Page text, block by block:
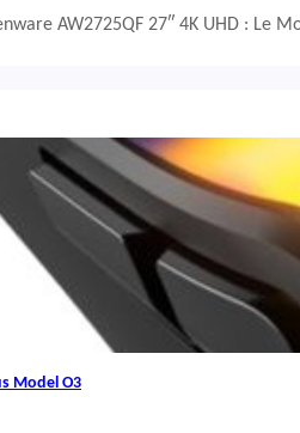
AW2725QF 27″ 4K UHD : Le
Model O3